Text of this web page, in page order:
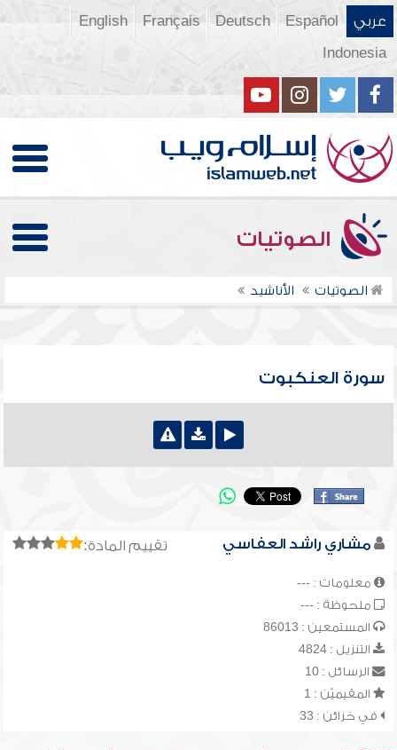
عربي Español
Deutsch
Français
English
Indonesia
الصوتيات
الصوتيات الأناشيد
سورة العنكبوت
تقييم المادة: مشاري راشد العفاسي
معلومات : ---
ملحوظة : ---
المستمعين : 86013
التنزيل : 4824
الرسائل : 10
المقيميّن : 1
في خزائن : 33